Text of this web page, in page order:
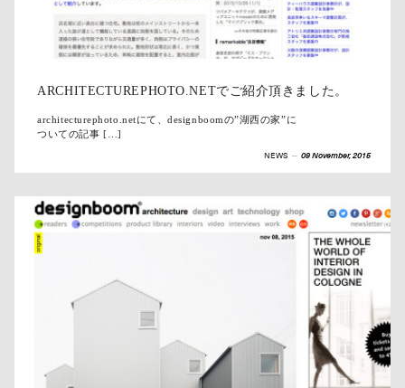
ARCHITECTUREPHOTO.NETでご紹介頂きました。
architecturephoto.netにて、designboomの”湖西の家”に
ついての記事 […]
NEWS -- 09 November, 2015